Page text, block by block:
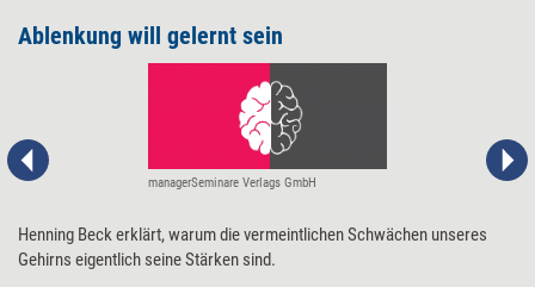
Ablenkung will gelernt sein
managerSeminare Verlags GmbH
Henning Beck erklärt, warum die vermeintlichen Schwächen unseres
Gehirns eigentlich seine Stärken sind.